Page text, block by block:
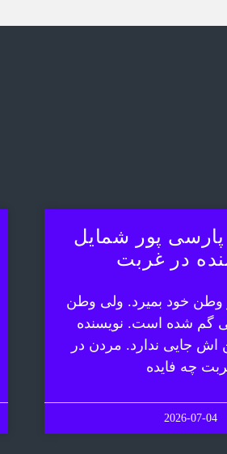
پور شمایل
در غربت
وطن خود بمیرد. ولی وطن
گم شده است. نویسنده
اش جایی ندارد. مردن در
چه فایده
2026-07-04